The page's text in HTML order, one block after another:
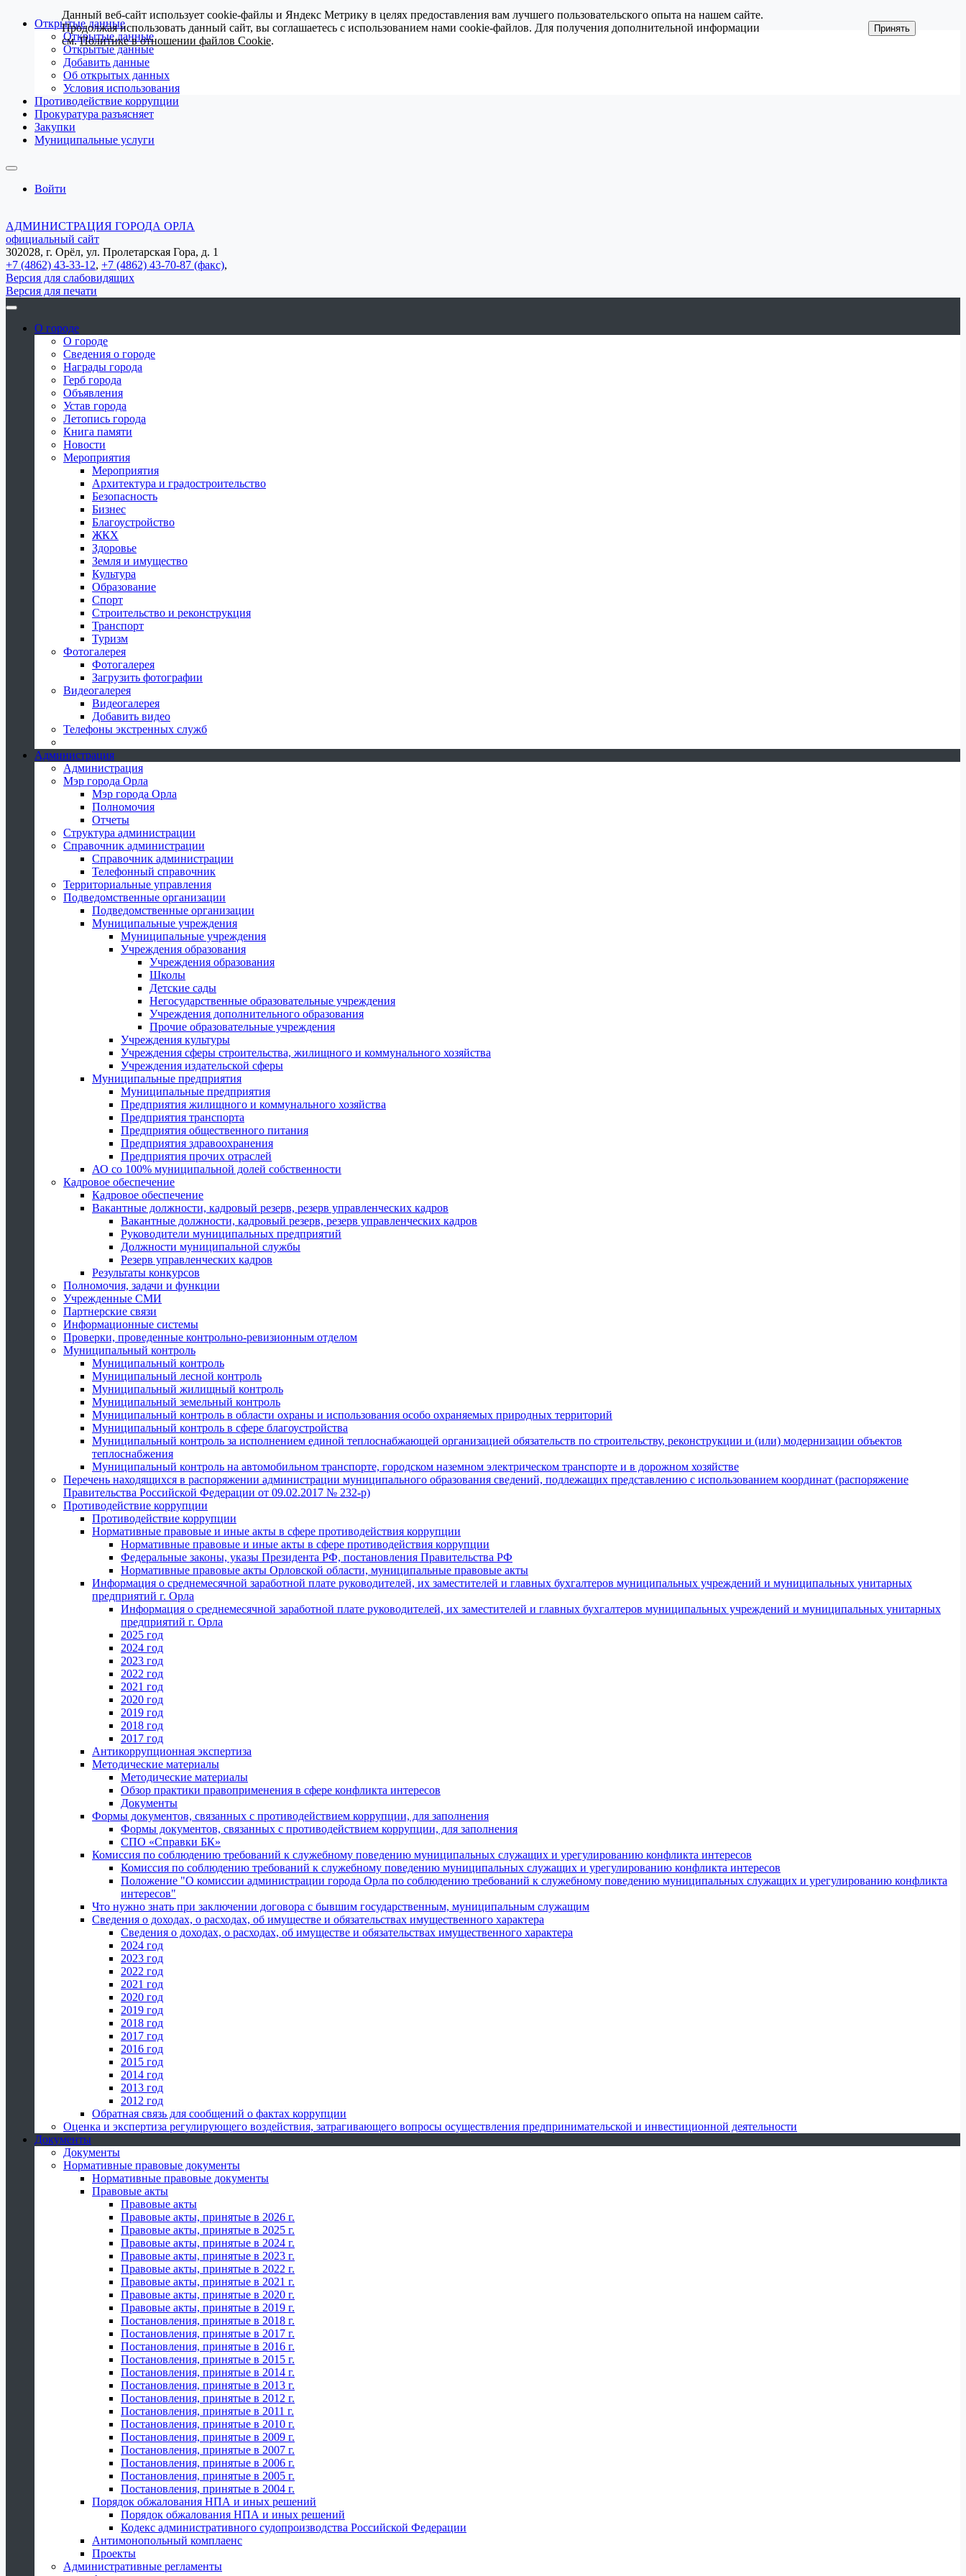
Открытые данные
Открытые данные
Открытые данные
Добавить данные
Об открытых данных
Условия использования
Противодействие коррупции
Прокуратура разъясняет
Закупки
Муниципальные услуги
Войти
АДМИНИСТРАЦИЯ ГОРОДА ОРЛА
официальный сайт
302028, г. Орёл, ул. Пролетарская Гора, д. 1
+7 (4862) 43-33-12, +7 (4862) 43-70-87 (факс),
Версия для слабовидящих
Версия для печати
О городе
О городе
Сведения о городе
Награды города
Герб города
Объявления
Устав города
Летопись города
Книга памяти
Новости
Мероприятия
Мероприятия
Архитектура и градостроительство
Безопасность
Бизнес
Благоустройство
ЖКХ
Здоровье
Земля и имущество
Культура
Образование
Спорт
Строительство и реконструкция
Транспорт
Туризм
Фотогалерея
Фотогалерея
Загрузить фотографии
Видеогалерея
Видеогалерея
Добавить видео
Телефоны экстренных служб
Администрация
Администрация
Мэр города Орла
Мэр города Орла
Полномочия
Отчеты
Структура администрации
Справочник администрации
Справочник администрации
Телефонный справочник
Территориальные управления
Подведомственные организации
Подведомственные организации
Муниципальные учреждения
Муниципальные учреждения
Учреждения образования
Учреждения образования
Школы
Детские сады
Негосударственные образовательные учреждения
Учреждения дополнительного образования
Прочие образовательные учреждения
Учреждения культуры
Учреждения сферы строительства, жилищного и коммунального хозяйства
Учреждения издательской сферы
Муниципальные предприятия
Муниципальные предприятия
Предприятия жилищного и коммунального хозяйства
Предприятия транспорта
Предприятия общественного питания
Предприятия здравоохранения
Предприятия прочих отраслей
АО со 100% муниципальной долей собственности
Кадровое обеспечение
Кадровое обеспечение
Вакантные должности, кадровый резерв, резерв управленческих кадров
Вакантные должности, кадровый резерв, резерв управленческих кадров
Руководители муниципальных предприятий
Должности муниципальной службы
Резерв управленческих кадров
Результаты конкурсов
Полномочия, задачи и функции
Учрежденные СМИ
Партнерские связи
Информационные системы
Проверки, проведенные контрольно-ревизионным отделом
Муниципальный контроль
Муниципальный контроль
Муниципальный лесной контроль
Муниципальный жилищный контроль
Муниципальный земельный контроль
Муниципальный контроль в области охраны и использования особо охраняемых природных территорий
Муниципальный контроль в сфере благоустройства
Муниципальный контроль за исполнением единой теплоснабжающей организацией обязательств по строительству, реконструкции и (или) модернизации объектов
теплоснабжения
Муниципальный контроль на автомобильном транспорте, городском наземном электрическом транспорте и в дорожном хозяйстве
Перечень находящихся в распоряжении администрации муниципального образования сведений, подлежащих представлению с использованием координат (распоряжение
Правительства Российской Федерации от 09.02.2017 № 232-р)
Противодействие коррупции
Противодействие коррупции
Нормативные правовые и иные акты в сфере противодействия коррупции
Нормативные правовые и иные акты в сфере противодействия коррупции
Федеральные законы, указы Президента РФ, постановления Правительства РФ
Нормативные правовые акты Орловской области, муниципальные правовые акты
Информация о среднемесячной заработной плате руководителей, их заместителей и главных бухгалтеров муниципальных учреждений и муниципальных унитарных
предприятий г. Орла
Информация о среднемесячной заработной плате руководителей, их заместителей и главных бухгалтеров муниципальных учреждений и муниципальных унитарных
предприятий г. Орла
2025 год
2024 год
2023 год
2022 год
2021 год
2020 год
2019 год
2018 год
2017 год
Антикоррупционная экспертиза
Методические материалы
Методические материалы
Обзор практики правоприменения в сфере конфликта интересов
Документы
Формы документов, связанных с противодействием коррупции, для заполнения
Формы документов, связанных с противодействием коррупции, для заполнения
СПО «Справки БК»
Комиссия по соблюдению требований к служебному поведению муниципальных служащих и урегулированию конфликта интересов
Комиссия по соблюдению требований к служебному поведению муниципальных служащих и урегулированию конфликта интересов
Положение "О комиссии администрации города Орла по соблюдению требований к служебному поведению муниципальных служащих и урегулированию конфликта
интересов"
Что нужно знать при заключении договора с бывшим государственным, муниципальным служащим
Сведения о доходах, о расходах, об имуществе и обязательствах имущественного характера
Сведения о доходах, о расходах, об имуществе и обязательствах имущественного характера
2024 год
2023 год
2022 год
2021 год
2020 год
2019 год
2018 год
2017 год
2016 год
2015 год
2014 год
2013 год
2012 год
Обратная связь для сообщений о фактах коррупции
Оценка и экспертиза регулирующего воздействия, затрагивающего вопросы осуществления предпринимательской и инвестиционной деятельности
Документы
Документы
Нормативные правовые документы
Нормативные правовые документы
Правовые акты
Правовые акты
Правовые акты, принятые в 2026 г.
Правовые акты, принятые в 2025 г.
Правовые акты, принятые в 2024 г.
Правовые акты, принятые в 2023 г.
Правовые акты, принятые в 2022 г.
Правовые акты, принятые в 2021 г.
Правовые акты, принятые в 2020 г.
Правовые акты, принятые в 2019 г.
Постановления, принятые в 2018 г.
Постановления, принятые в 2017 г.
Постановления, принятые в 2016 г.
Постановления, принятые в 2015 г.
Постановления, принятые в 2014 г.
Постановления, принятые в 2013 г.
Постановления, принятые в 2012 г.
Постановления, принятые в 2011 г.
Постановления, принятые в 2010 г.
Постановления, принятые в 2009 г.
Постановления, принятые в 2007 г.
Постановления, принятые в 2006 г.
Постановления, принятые в 2005 г.
Постановления, принятые в 2004 г.
Порядок обжалования НПА и иных решений
Порядок обжалования НПА и иных решений
Кодекс административного судопроизводства Российской Федерации
Антимонопольный комплаенс
Проекты
Административные регламенты
Данный веб-сайт использует cookie-файлы и Яндекс Метрику в целях предоставления вам лучшего пользовательского опыта на нашем сайте.
Продолжая использовать данный сайт, вы соглашаетесь с использованием нами cookie-файлов. Для получения дополнительной информации
см.Политике в отношении файлов Cookie.
Принять